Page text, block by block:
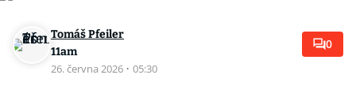
Tomáš Pfeiler
11am
26. června 2026 · 05:30
0